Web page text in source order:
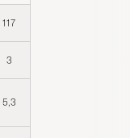
117
3
5,3